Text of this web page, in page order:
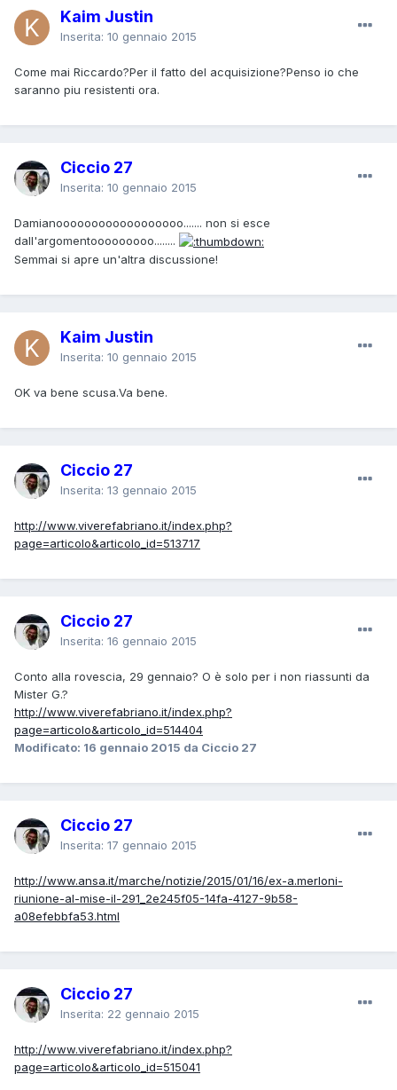
Kaim Justin
Inserita: 10 gennaio 2015
Come mai Riccardo?Per il fatto del acquisizione?Penso io che
saranno piu resistenti ora.
Ciccio 27
Inserita: 10 gennaio 2015
Damianoooooooooooooooooo....... non si esce
dall'argomentooooooooo........
Semmai si apre un'altra discussione!
Kaim Justin
Inserita: 10 gennaio 2015
OK va bene scusa.Va bene.
Ciccio 27
Inserita: 13 gennaio 2015
http://www.viverefabriano.it/index.php?
page=articolo&articolo_id=513717
Ciccio 27
Inserita: 16 gennaio 2015
Conto alla rovescia, 29 gennaio? O è solo per i non riassunti da
Mister G.?
http://www.viverefabriano.it/index.php?
page=articolo&articolo_id=514404
Modificato: 16 gennaio 2015 da Ciccio 27
Ciccio 27
Inserita: 17 gennaio 2015
http://www.ansa.it/marche/notizie/2015/01/16/ex-a.merloni-
riunione-al-mise-il-291_2e245f05-14fa-4127-9b58-
a08efebbfa53.html
Ciccio 27
Inserita: 22 gennaio 2015
http://www.viverefabriano.it/index.php?
page=articolo&articolo_id=515041